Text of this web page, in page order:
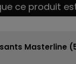
ce produit
Masterline